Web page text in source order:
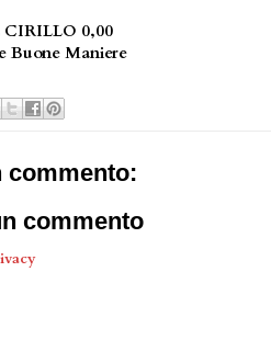
CIRILLO 0,00
Buone Maniere
commento:
commento